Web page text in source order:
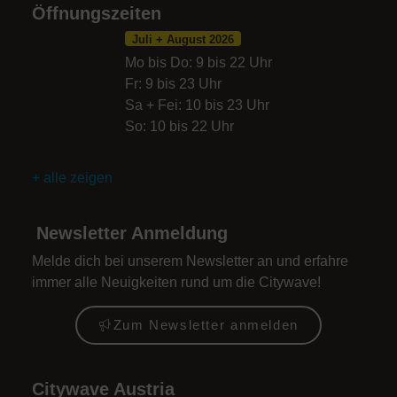
Öffnungszeiten
Mo bis Do: 9 bis 22 Uhr
Fr: 9 bis 23 Uhr
Sa + Fei: 10 bis 23 Uhr
So: 10 bis 22 Uhr
Juli + August 2026
+ alle zeigen
Newsletter Anmeldung
Melde dich bei unserem Newsletter an und erfahre
immer alle Neuigkeiten rund um die Citywave!
Zum Newsletter anmelden
Citywave Austria